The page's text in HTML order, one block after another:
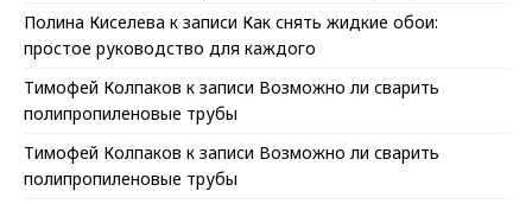
Полина Киселева к записи Как снять жидкие обои:
простое руководство для каждого
Тимофей Колпаков к записи Возможно ли сварить
полипропиленовые трубы
Тимофей Колпаков к записи Возможно ли сварить
полипропиленовые трубы